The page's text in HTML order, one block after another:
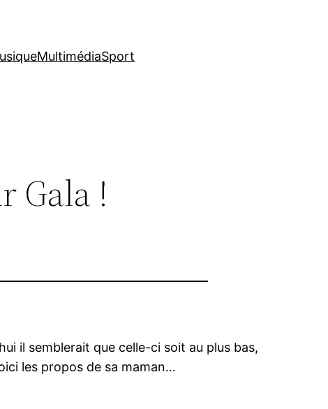
MultimédiaSport
Gala !
il semblerait que celle-ci soit au plus bas,
les propos de sa maman…